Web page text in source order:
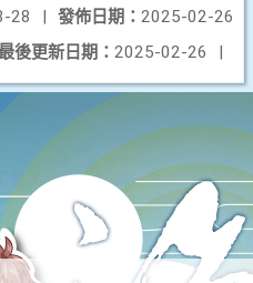
發佈日期： 2025-02-26
28
|
後更新日期： 2025-02-26 |